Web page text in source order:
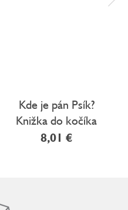
Kde je pán Psík?
Knižka do kočíka
8,01 €